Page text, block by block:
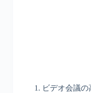
ビデオ会議